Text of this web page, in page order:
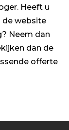
Heeft u
de website
Neem dan
dan de
offerte